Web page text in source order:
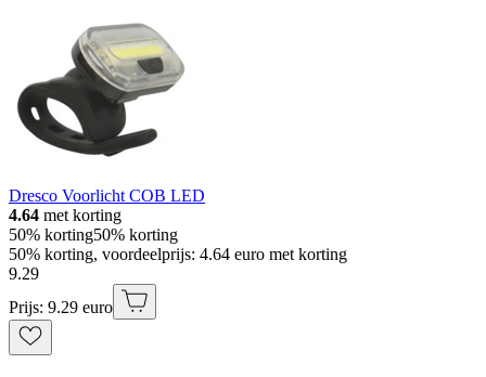
Dresco Voorlicht COB LED
4.64 met korting
50% korting50% korting
50% korting, voordeelprijs: 4.64 euro met korting
9.29
Prijs: 9.29 euro